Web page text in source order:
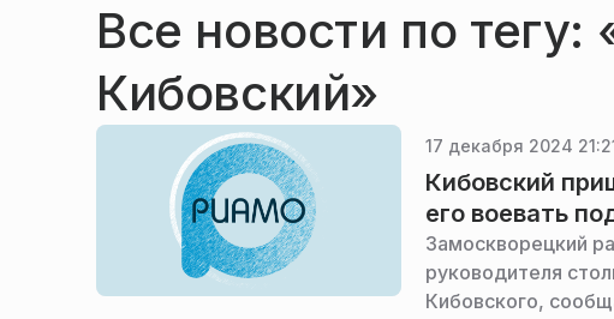
Все новости по тегу:
Кибовский»
17 декабря 2024
Кибовский
его воевать
Замоскворецкий
руководителя
Кибовского,